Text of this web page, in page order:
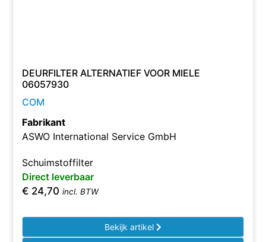
DEURFILTER ALTERNATIEF VOOR MIELE
06057930
COM
Fabrikant
ASWO International Service GmbH
Schuimstoffilter
Direct leverbaar
€ 24,70 incl. BTW
Bekijk artikel